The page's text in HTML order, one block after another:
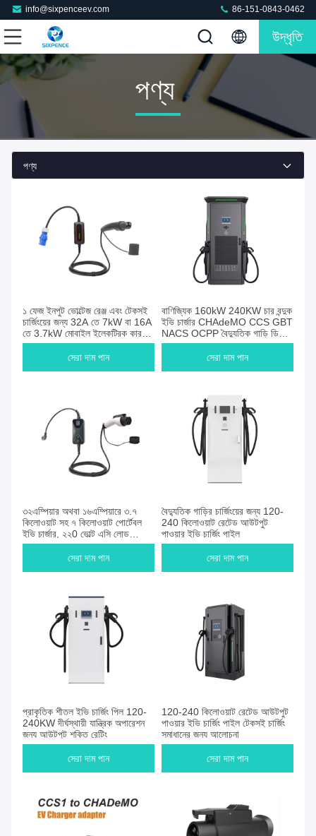
info@sixpenceev.com 86-151-0843-0462
উদ্ধৃতি
পণ্য
পণ্য
১ ফেজ ইনপুট ভোল্টেজ রেঞ্জ এবং টেকসই
চার্জিংয়ের জন্য 32A তে 7kW বা 16A
তে 3.7kW মোবাইল ইলেকট্রিক কার
চার্জার
সেরা দাম পান
বাণিজ্যিক 160kW 240KW চার বন্দুক
ইভি চার্জার CHAdeMO CCS GBT
NACS OCPP বৈদ্যুতিক গাড়ি ডিসি
দ্রুত চার্জিং পিল ইভি চার্জিং স্টেশন
সেরা দাম পান
৩২এম্পিয়ার অথবা ১৬এম্পিয়ারে ৩.৭
কিলোওয়াট সহ ৭ কিলোওয়াট পোর্টেবল
ইভি চার্জার, ২২0 ভোল্ট এসি লোড
পাওয়ার সহ, সিই সার্টিফাইড
সেরা দাম পান
বৈদ্যুতিক গাড়ির চার্জিংয়ের জন্য 120-
240 কিলোওয়াট রেটেড আউটপুট
পাওয়ার ইভি চার্জিং পাইল
সেরা দাম পান
প্রাকৃতিক শীতল ইভি চার্জিং পিল 120-
240KW দীর্ঘস্থায়ী যান্ত্রিক অপারেশন
জন্য আউটপুট শক্তি রেটিং
সেরা দাম পান
120-240 কিলোওয়াট রেটেড আউটপুট
পাওয়ার ইভি চার্জিং পাইল টেকসই চার্জিং
সমাধানের জন্য আলোচনা
সেরা দাম পান